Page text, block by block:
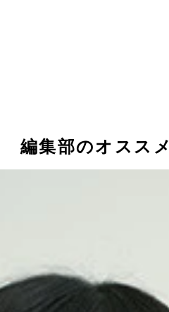
編集部のオススメ